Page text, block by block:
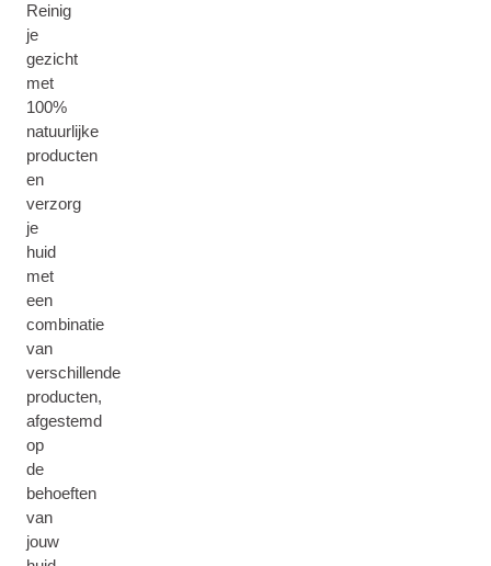
Reinig
je
gezicht
met
100%
natuurlijke
producten
en
verzorg
je
huid
met
een
combinatie
van
verschillende
producten,
afgestemd
op
de
behoeften
van
jouw